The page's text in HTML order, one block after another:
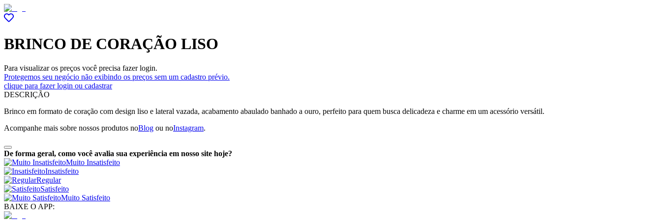
BRINCO DE CORAÇÃO LISO
Para visualizar os preços você precisa fazer login.
Protegemos seu negócio não exibindo os preços sem um cadastro prévio.
clique para fazer login ou cadastrar
DESCRIÇÃO
Brinco em formato de coração com design liso e lateral vazada, acabamento abaulado banhado a ouro, perfeito para quem busca delicadeza e charme em um acessório versátil.
Acompanhe mais sobre nossos produtos noBlog ou noInstagram.
De forma geral, como você avalia sua experiência em nosso site hoje?
Muito Insatisfeito
Insatisfeito
Regular
Satisfeito
Muito Satisfeito
BAIXE O APP: